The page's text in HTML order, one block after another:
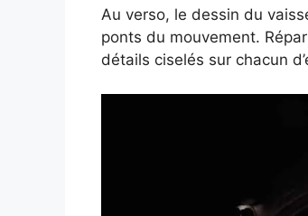
Au verso, le dessin du
ponts du mouvement.
détails ciselés sur chacun